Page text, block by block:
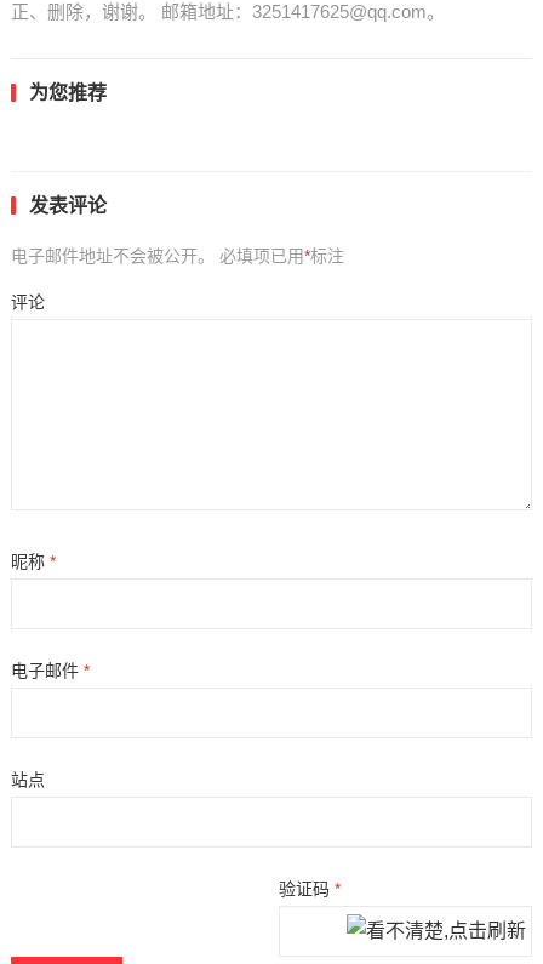
正、删除，谢谢。 邮箱地址：3251417625@qq.com。
为您推荐
发表评论
电子邮件地址不会被公开。 必填项已用*标注
评论
昵称 *
电子邮件 *
站点
验证码*